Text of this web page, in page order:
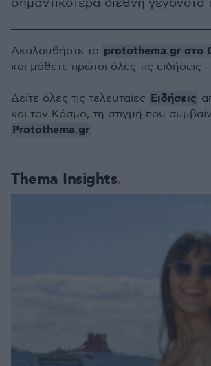
σημαντικότερα διεθνή γεγονότα
Thema Insights
Ακολουθήστε το protothema.gr στο
και μάθετε πρώτοι όλες τις ειδήσεις
Δείτε όλες τις τελευταίες Ειδήσεις
και τον Κόσμο, τη στιγμή που
Protothema.gr